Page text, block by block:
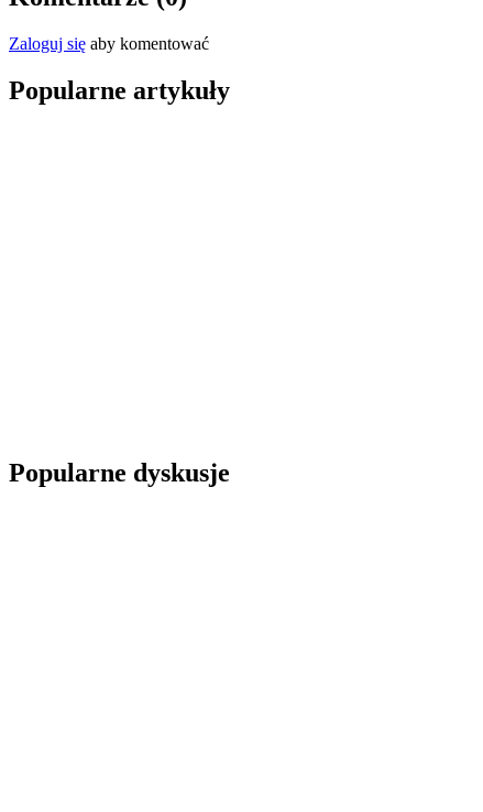
Zaloguj się aby komentować
Popularne artykuły
Popularne dyskusje